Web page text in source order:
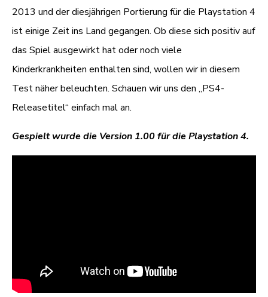
2013 und der diesjährigen Portierung für die Playstation 4
ist einige Zeit ins Land gegangen. Ob diese sich positiv auf
das Spiel ausgewirkt hat oder noch viele
Kinderkrankheiten enthalten sind, wollen wir in diesem
Test näher beleuchten. Schauen wir uns den „PS4-
Releasetitel“ einfach mal an.
Gespielt wurde die Version 1.00 für die Playstation 4.